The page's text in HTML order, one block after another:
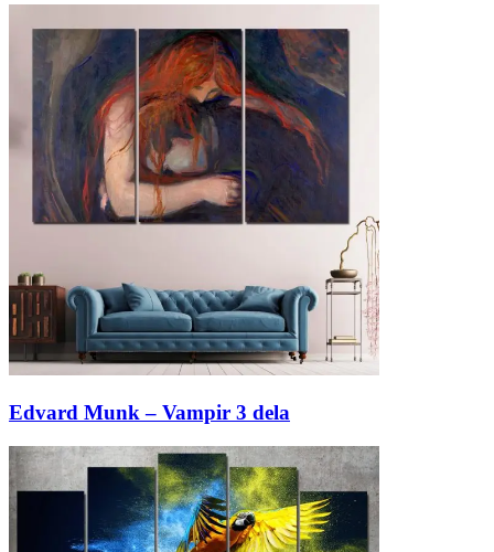
Edvard Munk – Vampir 3 dela